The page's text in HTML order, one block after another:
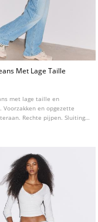
Met Lage Taille
met lage taille en
Voorzakken en opgezette
Rechte pijpen. Sluiting